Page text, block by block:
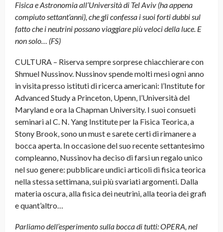
Fisica e Astronomia all’Università di Tel Aviv (ha appena
compiuto settant’anni), che gli confessa i suoi forti dubbi sul
fatto che i neutrini possano viaggiare più veloci della luce. E
non solo… (FS)
CULTURA – Riserva sempre sorprese chiacchierare con
Shmuel Nussinov. Nussinov spende molti mesi ogni anno
in visita presso istituti di ricerca americani: l’Institute for
Advanced Study a Princeton, Upenn, l’Università del
Maryland e ora la Chapman University. I suoi consueti
seminari al C. N. Yang Institute per la Fisica Teorica, a
Stony Brook, sono un must e sarete certi di rimanere a
bocca aperta. In occasione del suo recente settantesimo
compleanno, Nussinov ha deciso di farsi un regalo unico
nel suo genere: pubblicare undici articoli di fisica teorica
nella stessa settimana, sui più svariati argomenti. Dalla
materia oscura, alla fisica dei neutrini, alla teoria dei grafi
e quant’altro…
Parliamo dell’esperimento sulla bocca di tutti: OPERA, nel